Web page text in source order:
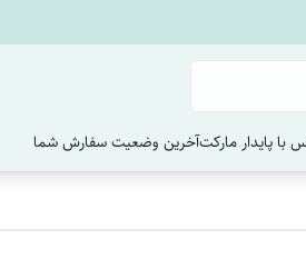
با پایدار مارکتآخرین وضعیت سفارش‌ شما